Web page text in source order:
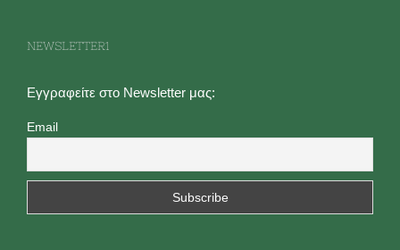
να
στη
NEWSLETTER1
Εγγραφείτε στο Newsletter μας:
Email